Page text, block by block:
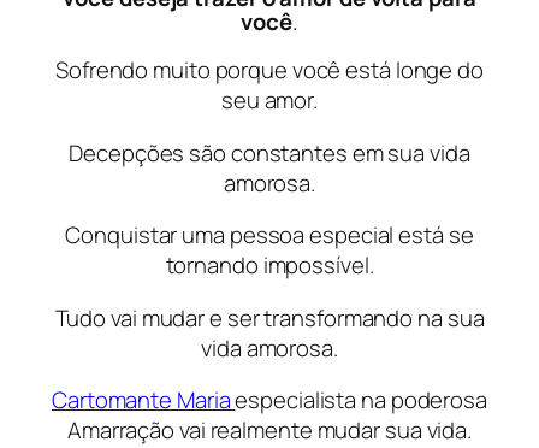
você.
Sofrendo muito porque você está longe do
seu amor.
Decepções são constantes em sua vida
amorosa.
Conquistar uma pessoa especial está se
tornando impossível.
Tudo vai mudar e ser transformando na sua
vida amorosa.
Cartomante Mariaespecialista na poderosa
Amarração vai realmente mudar sua vida.